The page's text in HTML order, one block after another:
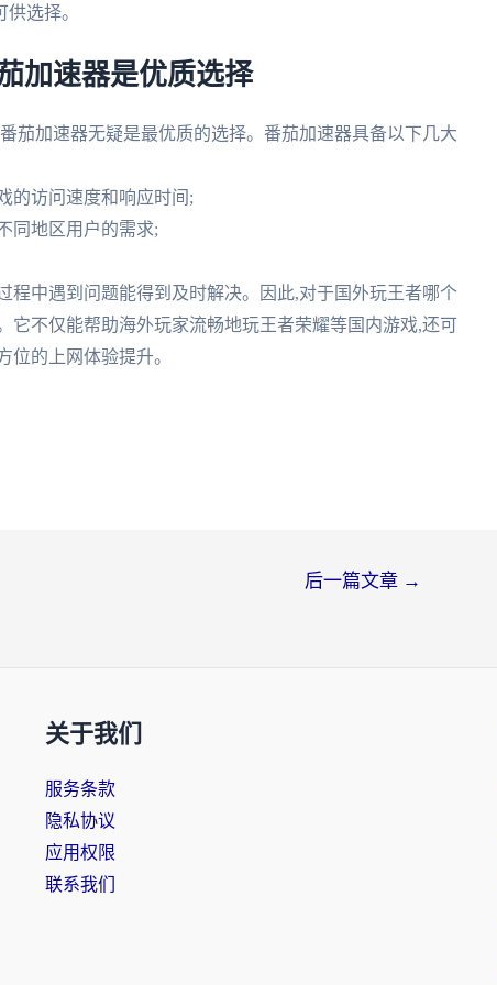
选择。
加速器是优质选择
茄加速器无疑是最优质的选择。番茄加速器具备以下几大
的访问速度和响应时间;
同地区用户的需求;
程中遇到问题能得到及时解决。因此,对于国外玩王者哪个
它不仅能帮助海外玩家流畅地玩王者荣耀等国内游戏,还可
位的上网体验提升。
后一篇文章 →
关于我们
服务条款
隐私协议
应用权限
联系我们